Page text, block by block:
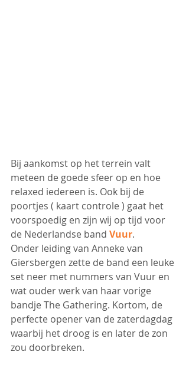
Bij aankomst op het terrein valt
meteen de goede sfeer op en hoe
relaxed iedereen is. Ook bij de
poortjes ( kaart controle ) gaat het
voorspoedig en zijn wij op tijd voor
de Nederlandse band Vuur.
Onder leiding van Anneke van
Giersbergen zette de band een leuke
set neer met nummers van Vuur en
wat ouder werk van haar vorige
bandje The Gathering. Kortom, de
perfecte opener van de zaterdagdag
waarbij het droog is en later de zon
zou doorbreken.